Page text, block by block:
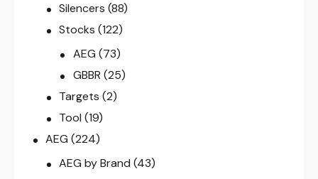
Silencers (88)
Stocks (122)
AEG (73)
GBBR (25)
Targets (2)
Tool (19)
AEG (224)
AEG by Brand (43)